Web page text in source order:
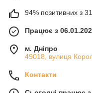
94% позитивних з 31
Працює з
м. Дніпро
49018, вулиця
Контакти